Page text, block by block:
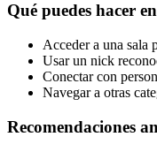
Qué puedes hacer
Acceder a una sala
Usar un nick
Conectar con
Navegar a otras
Recomendaciones